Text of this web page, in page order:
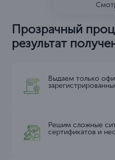
Прозрачный
результат
Выдаем только
Решим сложные
сертификатов и